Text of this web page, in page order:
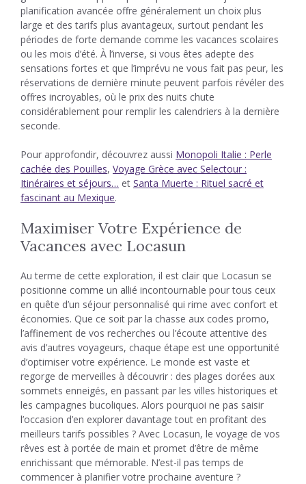
planification avancée offre généralement un choix plus
large et des tarifs plus avantageux, surtout pendant les
périodes de forte demande comme les vacances scolaires
ou les mois d’été. À l’inverse, si vous êtes adepte des
sensations fortes et que l’imprévu ne vous fait pas peur, les
réservations de dernière minute peuvent parfois révéler des
offres incroyables, où le prix des nuits chute
considérablement pour remplir les calendriers à la dernière
seconde.
Pour approfondir, découvrez aussi Monopoli Italie : Perle
cachée des Pouilles, Voyage Grèce avec Selectour :
Itinéraires et séjours… et Santa Muerte : Rituel sacré et
fascinant au Mexique.
Maximiser Votre Expérience de
Vacances avec Locasun
Au terme de cette exploration, il est clair que Locasun se
positionne comme un allié incontournable pour tous ceux
en quête d’un séjour personnalisé qui rime avec confort et
économies. Que ce soit par la chasse aux codes promo,
l’affinement de vos recherches ou l’écoute attentive des
avis d’autres voyageurs, chaque étape est une opportunité
d’optimiser votre expérience. Le monde est vaste et
regorge de merveilles à découvrir : des plages dorées aux
sommets enneigés, en passant par les villes historiques et
les campagnes bucoliques. Alors pourquoi ne pas saisir
l’occasion d’en explorer davantage tout en profitant des
meilleurs tarifs possibles ? Avec Locasun, le voyage de vos
rêves est à portée de main et promet d’être de même
enrichissant que mémorable. N’est-il pas temps de
commencer à planifier votre prochaine aventure ?